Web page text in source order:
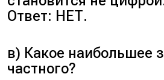
Ответ: НЕТ.
в) Какое наибольшее
частного?